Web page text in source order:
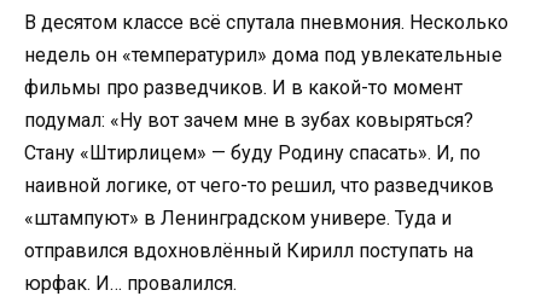
В десятом классе всё спутала пневмония. Несколько
недель он «температурил» дома под увлекательные
фильмы про разведчиков. И в какой-то момент
подумал: «Ну вот зачем мне в зубах ковыряться?
Стану «Штирлицем» — буду Родину спасать». И, по
наивной логике, от чего-то решил, что разведчиков
«штампуют» в Ленинградском универе. Туда и
отправился вдохновлённый Кирилл поступать на
юрфак. И… провалился.